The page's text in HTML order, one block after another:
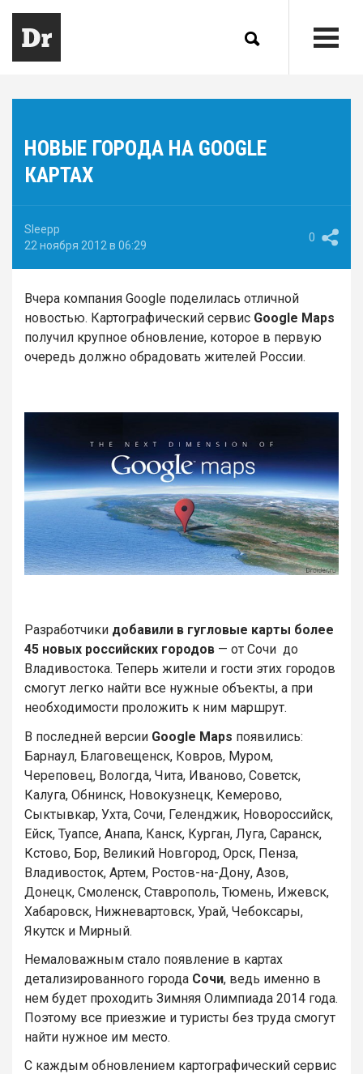
НОВЫЕ ГОРОДА НА GOOGLE
КАРТАХ
Sleepp
22 ноября 2012 в 06:29
0
Вчера компания Google поделилась отличной
новостью. Картографический сервис Google Maps
получил крупное обновление, которое в первую
очередь должно обрадовать жителей России.
Разработчики добавили в гугловые карты более
45 новых российских городов — от Сочи до
Владивостока. Теперь жители и гости этих городов
смогут легко найти все нужные объекты, а при
необходимости проложить к ним маршрут.
В последней версии Google Maps появились:
Барнаул, Благовещенск, Ковров, Муром,
Череповец, Вологда, Чита, Иваново, Советск,
Калуга, Обнинск, Новокузнецк, Кемерово,
Сыктывкар, Ухта, Сочи, Геленджик, Новороссийск,
Ейск, Туапсе, Анапа, Канск, Курган, Луга, Саранск,
Кстово, Бор, Великий Новгород, Орск, Пенза,
Владивосток, Артем, Ростов-на-Дону, Азов,
Донецк, Смоленск, Ставрополь, Тюмень, Ижевск,
Хабаровск, Нижневартовск, Урай, Чебоксары,
Якутск и Мирный.
Немаловажным стало появление в картах
детализированного города Сочи, ведь именно в
нем будет проходить Зимняя Олимпиада 2014 года.
Поэтому все приезжие и туристы без труда смогут
найти нужное им место.
С каждым обновлением картографический сервис